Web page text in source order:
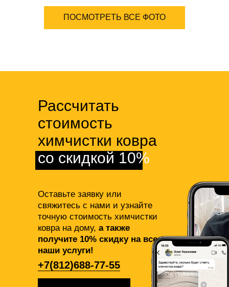
ПОСМОТРЕТЬ ВСЕ ФОТО
Оставьте заявку или
свяжитесь с нами и узнайте
точную стоимость химчистки
ковра на дому, а также
получите 10% скидку на все
наши услуги!
Рассчитать
стоимость
химчистки ковра
со скидкой 10%
+7(812)688-77-55